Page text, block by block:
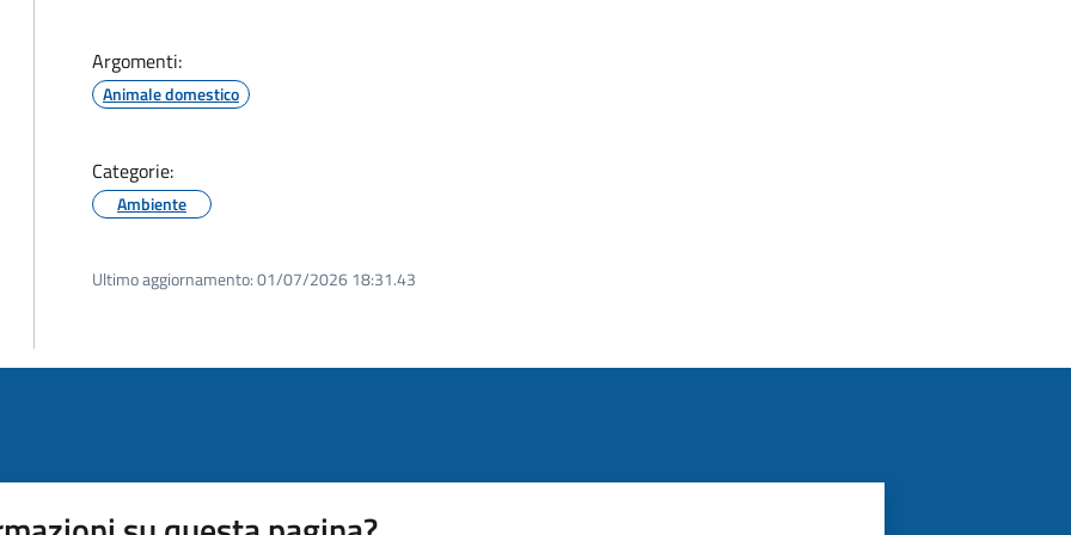
Argomenti:
Animale domestico
Categorie:
Ambiente
Ultimo aggiornamento:01/07/2026 18:31.43